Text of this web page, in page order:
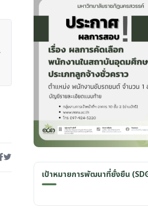
เป้าหมายการพัฒนาที่ยั่งยืน